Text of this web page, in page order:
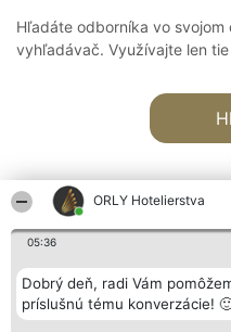
ORLY Hotelierstva
05:36
Dobrý deň, radi Vám
príslušnú tému konverzácie!
Hľadáte odborníka vo svojom
vyhľadávač. Využívajte len
Organizátor hodnotenia
Bright Side Solutions sp. z o.
o. sp. k.
Lista